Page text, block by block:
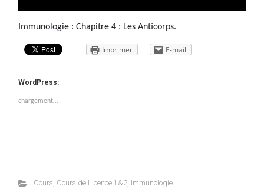
Immunologie : Chapitre 4 : Les Anticorps.
Imprimer E-mail
WordPress:
chargement…
Cours, Cours de Licence 1&2, Immunologie